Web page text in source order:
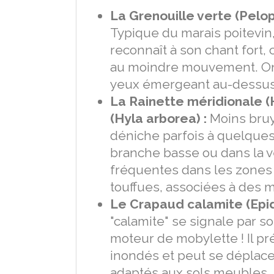
La Grenouille verte
Typique du marais
reconnaît à son chant fort,
au moindre mouvement.
yeux émergeant au-
La Rainette méridionale
(Hyla arborea) : Moins
déniche parfois à
branche basse ou dans la
fréquentes dans les
touffues, associées à des
Le Crapaud calamite
"calamite" se signale par
moteur de mobylette ! Il
inondés et peut se